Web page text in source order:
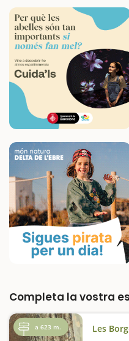
Completa la vostra
a 623 m. Les